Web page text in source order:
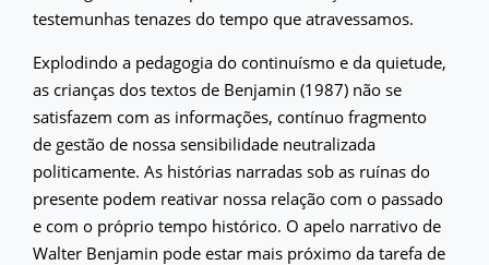
testemunhas tenazes do tempo que atravessamos.
Explodindo a pedagogia do continuísmo e da quietude,
as crianças dos textos de Benjamin (1987) não se
satisfazem com as informações, contínuo fragmento
de gestão de nossa sensibilidade neutralizada
politicamente. As histórias narradas sob as ruínas do
presente podem reativar nossa relação com o passado
e com o próprio tempo histórico. O apelo narrativo de
Walter Benjamin pode estar mais próximo da tarefa de